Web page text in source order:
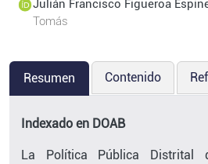
Julián Francisco Figueroa
Tomás
Resumen Contenido
Indexado en DOAB
La Política Pública Distrital